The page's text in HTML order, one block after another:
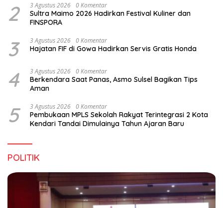
2 3 Agustus 2026 0 Komentar
Sultra Maimo 2026 Hadirkan Festival Kuliner dan
FINSPORA
3 3 Agustus 2026 0 Komentar
Hajatan FIF di Gowa Hadirkan Servis Gratis Honda
4 3 Agustus 2026 0 Komentar
Berkendara Saat Panas, Asmo Sulsel Bagikan Tips
Aman
5 3 Agustus 2026 0 Komentar
Pembukaan MPLS Sekolah Rakyat Terintegrasi 2 Kota
Kendari Tandai Dimulainya Tahun Ajaran Baru
POLITIK